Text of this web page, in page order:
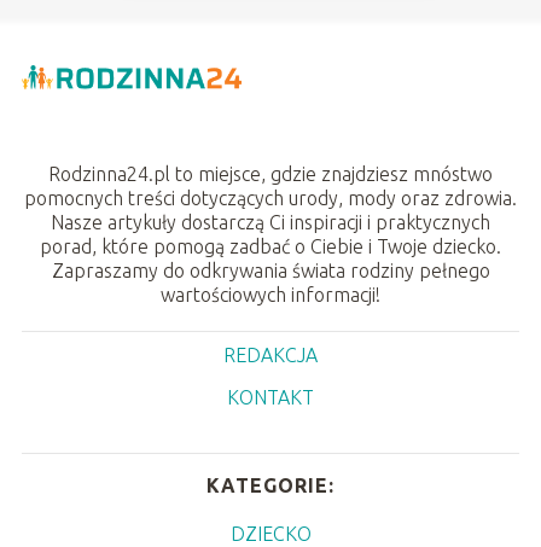
Rodzinna24.pl to miejsce, gdzie znajdziesz mnóstwo
pomocnych treści dotyczących urody, mody oraz zdrowia.
Nasze artykuły dostarczą Ci inspiracji i praktycznych
porad, które pomogą zadbać o Ciebie i Twoje dziecko.
Zapraszamy do odkrywania świata rodziny pełnego
wartościowych informacji!
REDAKCJA
KONTAKT
KATEGORIE:
DZIECKO